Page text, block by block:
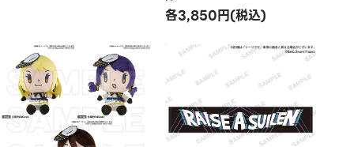
各3,850円(税込)